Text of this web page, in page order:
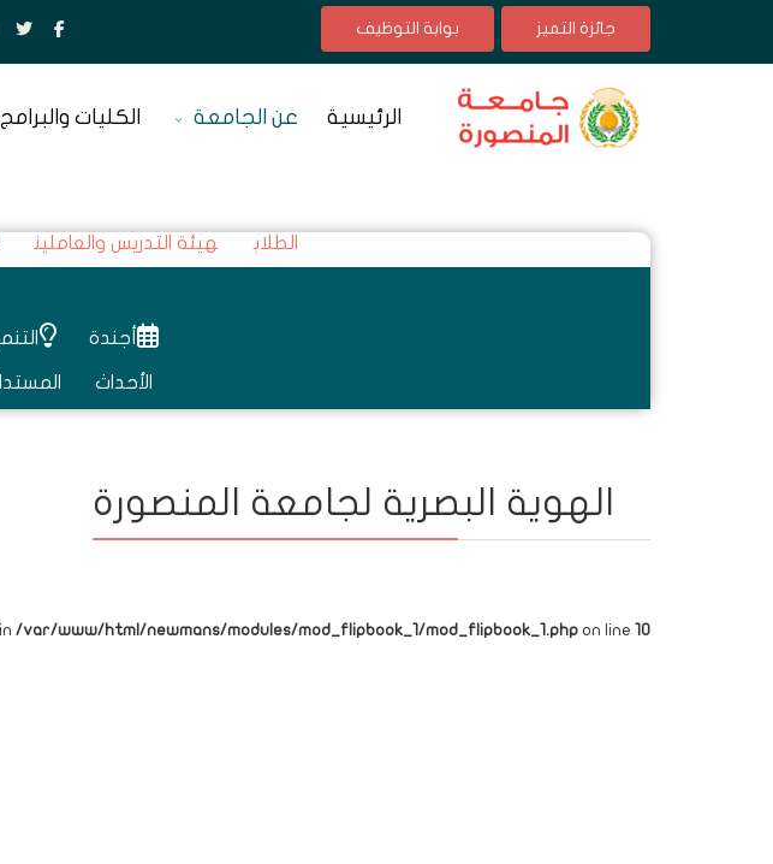
جائزة التميز بوابة التوظيف
الرئيسية عن الجامعة الكليات
الطلاب هيئة التدريس والعاملين
أجندة
الأحداث
الهوية البصرية لجامعة المنصورة
/var/www/html/newmans/modules/mod_flipbook_1/mod_flipbook_1.php on line 10